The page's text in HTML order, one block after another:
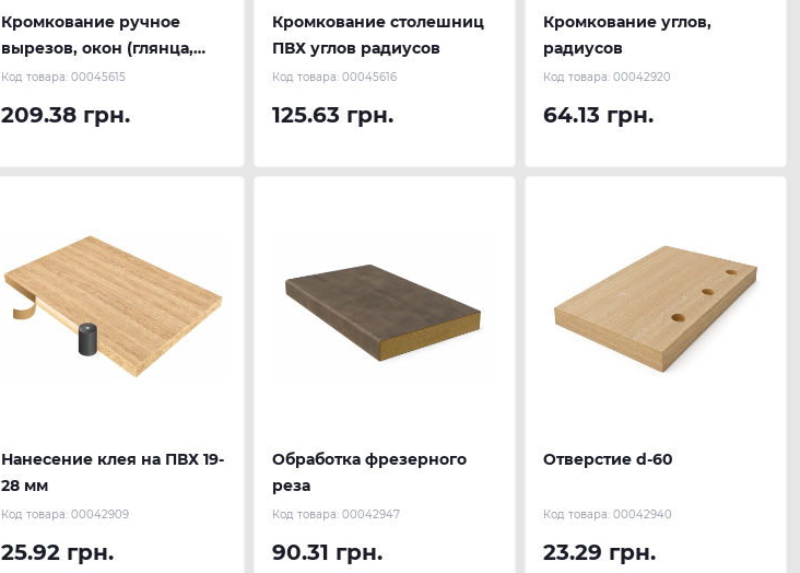
Кромкование ручное
вырезов, окон (глянца,
глубокой текстуры)
Код товара: 00045615
209.38 грн.
Кромкование столешниц
ПВХ углов радиусов
Код товара: 00045616
125.63 грн.
Кромкование углов,
радиусов
Код товара: 00042920
64.13 грн.
Нанесение клея на ПВХ 19-
28 мм
Код товара: 00042909
25.92 грн.
Обработка фрезерного
реза
Код товара: 00042947
90.31 грн.
Отверстие d-60
Код товара: 00042940
23.29 грн.